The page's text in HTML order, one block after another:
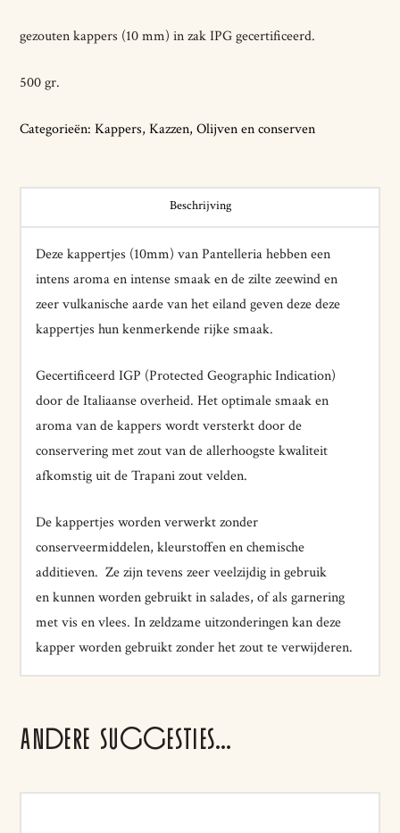
gezouten kappers (10 mm) in zak IPG gecertificeerd.
500 gr.
Categorieën:Kappers,Kazzen,Olijven en conserven
Beschrijving
Deze kappertjes (10mm) van Pantelleria hebben een
intens aroma en intense smaak en de zilte zeewind en
zeer vulkanische aarde van het eiland geven deze deze
kappertjes hun kenmerkende rijke smaak.
Gecertificeerd IGP (Protected Geographic Indication)
door de Italiaanse overheid. Het optimale smaak en
aroma van de kappers wordt versterkt door de
conservering met zout van de allerhoogste kwaliteit
afkomstig uit de Trapani zout velden.
De kappertjes worden verwerkt zonder
conserveermiddelen, kleurstoffen en chemische
additieven. Ze zijn tevens zeer veelzijdig in gebruik
enkunnen worden gebruikt in salades, of als garnering
met vis en vlees. In zeldzame uitzonderingen kan deze
kapper worden gebruikt zonder het zout te verwijderen.
ANDERE SUGGESTIES…